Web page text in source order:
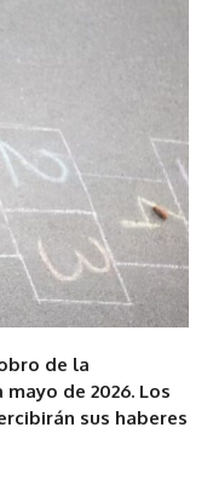
de la
de 2026. Los
sus haberes